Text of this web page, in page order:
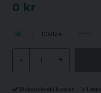
0 kr
100124
- +
Rabattkod i kassan -